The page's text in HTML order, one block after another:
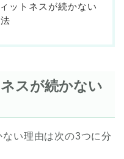
ットネスが続かない
スが続かない
い理由は次の3つに分